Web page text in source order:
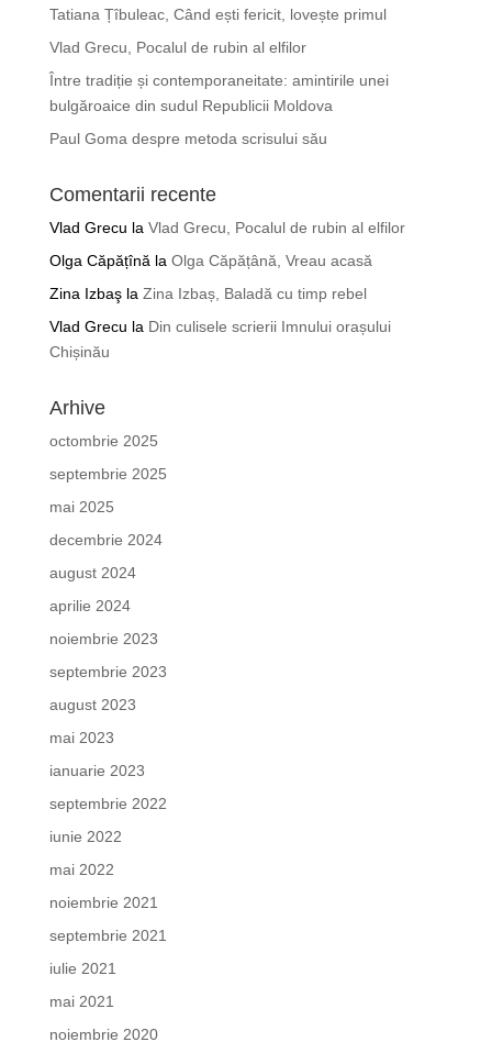
Tatiana Țîbuleac, Când ești fericit, lovește primul
Vlad Grecu, Pocalul de rubin al elfilor
Între tradiție și contemporaneitate: amintirile unei
bulgăroaice din sudul Republicii Moldova
Paul Goma despre metoda scrisului său
Comentarii recente
Vlad Grecu la Vlad Grecu, Pocalul de rubin al elfilor
Olga Căpățînă la Olga Căpățână, Vreau acasă
Zina Izbaşla Zina Izbaș, Baladă cu timp rebel
Vlad Grecu la Din culisele scrierii Imnului orașului
Chișinău
Arhive
octombrie 2025
septembrie 2025
mai 2025
decembrie 2024
august 2024
aprilie 2024
noiembrie 2023
septembrie 2023
august 2023
mai 2023
ianuarie 2023
septembrie 2022
iunie 2022
mai 2022
noiembrie 2021
septembrie 2021
iulie 2021
mai 2021
noiembrie 2020